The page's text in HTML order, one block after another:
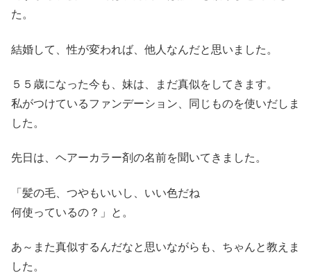
た。
結婚して、性が変われば、他人なんだと思いました。
５５歳になった今も、妹は、まだ真似をしてきます。
私がつけているファンデーション、同じものを使いだしま
した。
先日は、ヘアーカラー剤の名前を聞いてきました。
「髪の毛、つやもいいし、いい色だね
何使っているの？」と。
あ～また真似するんだなと思いながらも、ちゃんと教えま
した。